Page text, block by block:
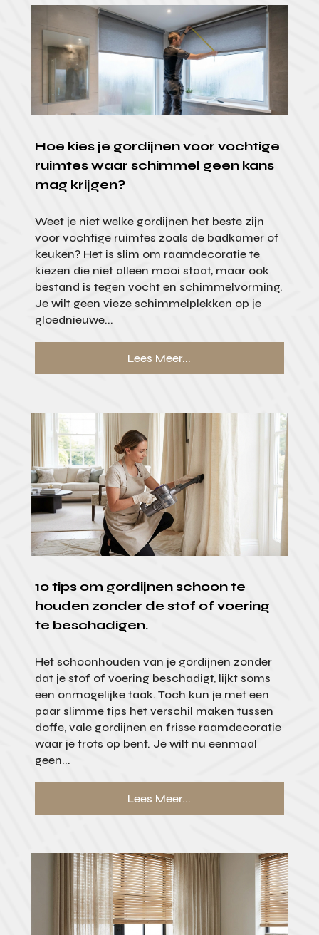
Hoe kies je gordijnen voor vochtige
ruimtes waar schimmel geen kans
mag krijgen?
Weet je niet welke gordijnen het beste zijn
voor vochtige ruimtes zoals de badkamer of
keuken? Het is slim om raamdecoratie te
kiezen die niet alleen mooi staat, maar ook
bestand is tegen vocht en schimmelvorming.
Je wilt geen vieze schimmelplekken op je
gloednieuwe...
Lees Meer...
10 tips om gordijnen schoon te
houden zonder de stof of voering
te beschadigen.
Het schoonhouden van je gordijnen zonder
dat je stof of voering beschadigt, lijkt soms
een onmogelijke taak. Toch kun je met een
paar slimme tips het verschil maken tussen
doffe, vale gordijnen en frisse raamdecoratie
waar je trots op bent. Je wilt nu eenmaal
geen...
Lees Meer...